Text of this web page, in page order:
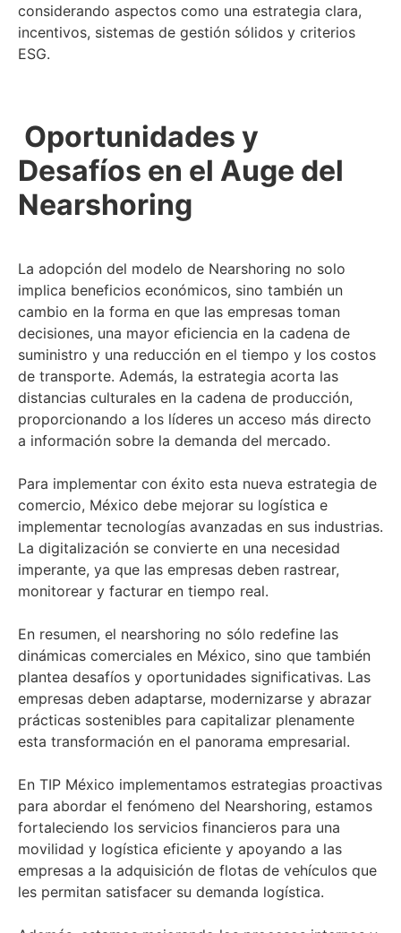
considerando aspectos como una estrategia clara,
incentivos, sistemas de gestión sólidos y criterios
ESG.
Oportunidades y
Desafíos en el Auge del
Nearshoring
La adopción del modelo de Nearshoring no solo
implica beneficios económicos, sino también un
cambio en la forma en que las empresas toman
decisiones, una mayor eficiencia en la cadena de
suministro y una reducción en el tiempo y los costos
de transporte. Además, la estrategia acorta las
distancias culturales en la cadena de producción,
proporcionando a los líderes un acceso más directo
a información sobre la demanda del mercado.
Para implementar con éxito esta nueva estrategia de
comercio, México debe mejorar su logística e
implementar tecnologías avanzadas en sus industrias.
La digitalización se convierte en una necesidad
imperante, ya que las empresas deben rastrear,
monitorear y facturar en tiempo real.
En resumen, el nearshoring no sólo redefine las
dinámicas comerciales en México, sino que también
plantea desafíos y oportunidades significativas. Las
empresas deben adaptarse, modernizarse y abrazar
prácticas sostenibles para capitalizar plenamente
esta transformación en el panorama empresarial.
En TIP México implementamos estrategias proactivas
para abordar el fenómeno del Nearshoring, estamos
fortaleciendo los servicios financieros para una
movilidad y logística eficiente y apoyando a las
empresas a la adquisición de flotas de vehículos que
les permitan satisfacer su demanda logística.